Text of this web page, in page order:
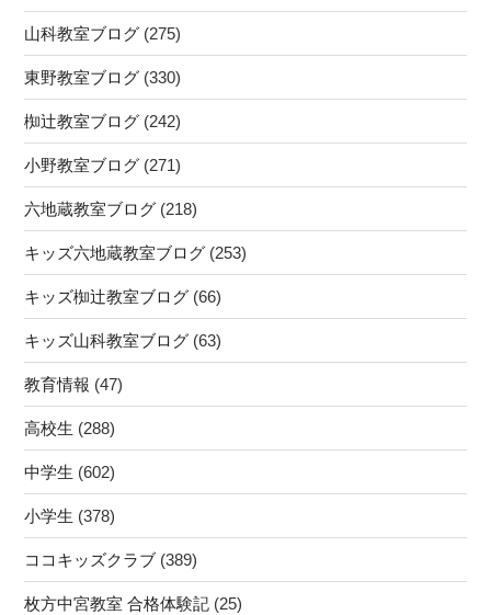
山科教室ブログ (275)
東野教室ブログ (330)
椥辻教室ブログ (242)
小野教室ブログ (271)
六地蔵教室ブログ (218)
キッズ六地蔵教室ブログ (253)
キッズ椥辻教室ブログ (66)
キッズ山科教室ブログ (63)
教育情報 (47)
高校生 (288)
中学生 (602)
小学生 (378)
ココキッズクラブ (389)
枚方中宮教室 合格体験記 (25)